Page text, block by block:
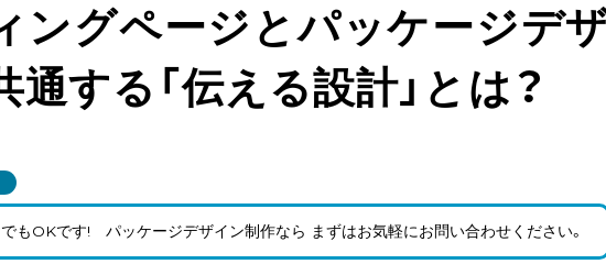
ングページとパッケージデ
通する「伝える設計」とは？
でもOKです! パッケージデザイン制作なら まずはお気軽にお問い合わせください。